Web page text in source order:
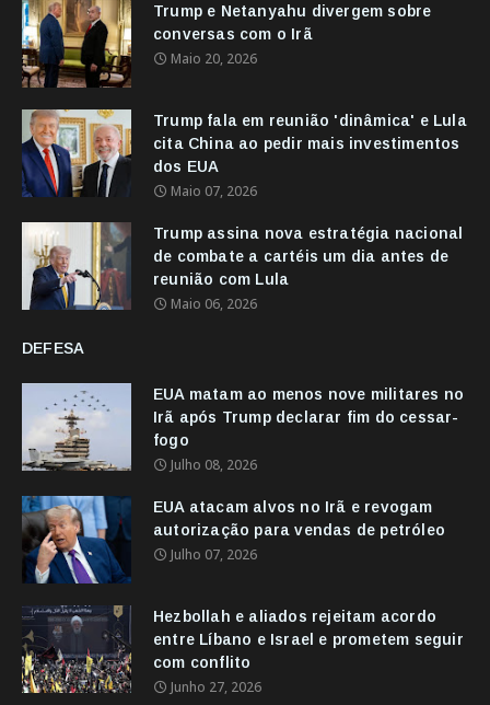
Trump e Netanyahu divergem sobre
conversas com o Irã
Maio 20, 2026
Trump fala em reunião 'dinâmica' e Lula
cita China ao pedir mais investimentos
dos EUA
Maio 07, 2026
Trump assina nova estratégia nacional
de combate a cartéis um dia antes de
reunião com Lula
Maio 06, 2026
DEFESA
EUA matam ao menos nove militares no
Irã após Trump declarar fim do cessar-
fogo
Julho 08, 2026
EUA atacam alvos no Irã e revogam
autorização para vendas de petróleo
Julho 07, 2026
Hezbollah e aliados rejeitam acordo
entre Líbano e Israel e prometem seguir
com conflito
Junho 27, 2026